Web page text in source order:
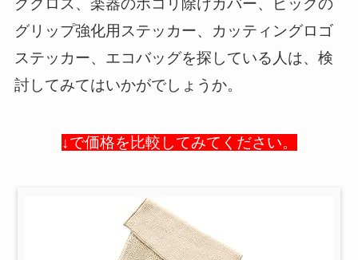
グクロス、楽器のホコリ除けカバー、ピックの
グリップ強化用ステッカー、カッティングロゴ
ステッカー、エコバッグを探している人は、検
討してみてはいかがでしょうか。
↓で価格を比較してみてください。